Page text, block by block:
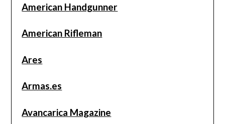
American Handgunner
American Rifleman
Ares
Armas.es
Avancarica Magazine